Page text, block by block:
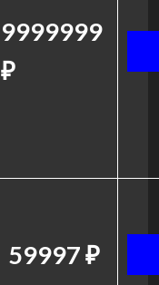
9999999
₽
59997 ₽